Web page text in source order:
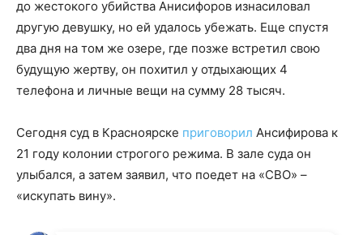
до жестокого убийства Анисифоров изнасиловал
другую девушку, но ей удалось убежать. Еще спустя
два дня на том же озере, где позже встретил свою
будущую жертву, он похитил у отдыхающих 4
телефона и личные вещи на сумму 28 тысяч.
Сегодня суд в Красноярске приговорил Ансифирова к
21 году колонии строгого режима. В зале суда он
улыбался, а затем заявил, что поедет на «СВО» –
«искупать вину».